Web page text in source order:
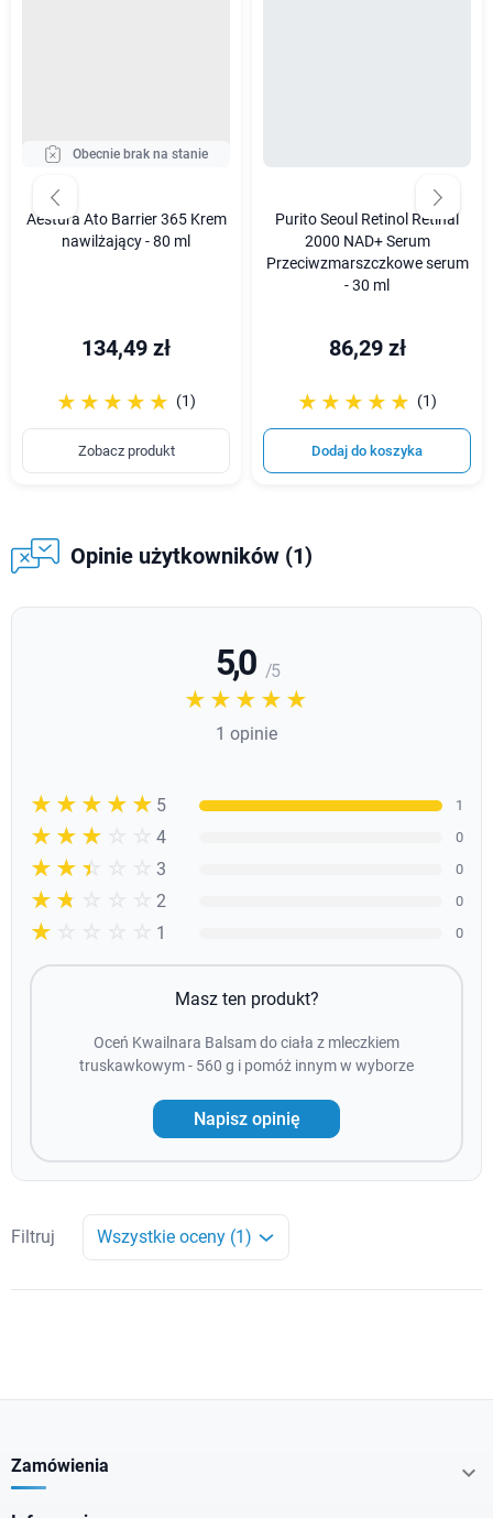
Obecnie brak na stanie
Aestura Ato Barrier 365 Krem
nawilżający - 80 ml
134,49 zł
☆☆☆☆☆
★★★★★ (1)
Zobacz produkt
Purito Seoul Retinol Retinal
2000 NAD+ Serum
Przeciwzmarszczkowe serum
- 30 ml
86,29 zł
☆☆☆☆☆
★★★★★ (1)
Dodaj do koszyka
Opinie użytkowników (1)
5,0 / 5
☆☆☆☆☆
★★★★★
1 opinie
☆☆☆☆☆
★★★★★ 5 1
☆☆☆☆☆
★★★★ 4 0
☆☆☆☆☆
★★★ 3 0
☆☆☆☆☆
★★ 2 0
☆☆☆☆☆
★ 1 0
Masz ten produkt?
Oceń Kwailnara Balsam do ciała z mleczkiem
truskawkowym - 560 g i pomóż innym w wyborze
Napisz opinię
Filtruj Wszystkie oceny (1)
Zamówienia 